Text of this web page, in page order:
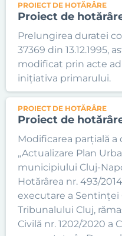
PROIECT DE HOTĂRÂRE
Proiect de hotărâre
Prelungirea duratei
37369 din 13.12.1995,
modificat prin acte
inițiativa primarului.
PROIECT DE HOTĂRÂRE
Proiect de
Modificarea parțială
„Actualizare Plan
municipiului Cluj-
Hotărârea nr. 493/
executare a Sentinței
Tribunalului Cluj,
Civilă nr. 1202/2020 a